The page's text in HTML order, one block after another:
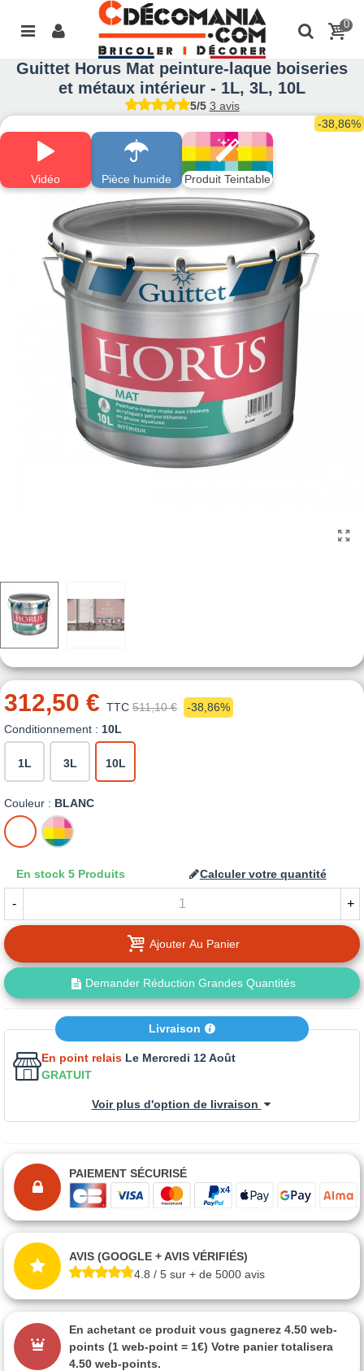
0
Guittet Horus Mat peinture-laque boiseries
et métaux intérieur - 1L, 3L, 10L
5/5 3 avis
Vidéo Pièce humide Produit Teintable
-38,86%
312,50 € TTC 511,10 €
-38,86%
Conditionnement : 10L
1L 3L 10L
Couleur : BLANC
BLANC MISE
A
TEINTE
En stock 5 Produits Calculer votre quantité
- +
Ajouter Au Panier
Demander Réduction Grandes Quantités
Livraison
En point relais Le Mercredi 12 Août
GRATUIT
Voir plus d'option de livraison
PAIEMENT SÉCURISÉ
AVIS (GOOGLE + AVIS VÉRIFIÉS)
4.8 / 5 sur + de 5000 avis
En achetant ce produit vous gagnerez 4.50 web-
points (1 web-point = 1€) Votre panier totalisera
4.50 web-points.